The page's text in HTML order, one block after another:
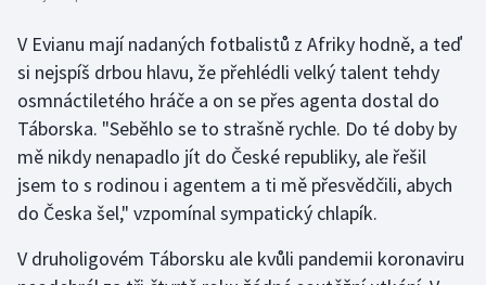
Plážový volejbal
Ragby
Rychlobruslení
Rychlostní kanoistika
V Evianu mají nadaných fotbalistů z Afriky hodně, a teď
si nejspíš drbou hlavu, že přehlédli velký talent tehdy
osmnáctiletého hráče a on se přes agenta dostal do
Táborska. "Seběhlo se to strašně rychle. Do té doby by
mě nikdy nenapadlo jít do České republiky, ale řešil
jsem to s rodinou i agentem a ti mě přesvědčili, abych
do Česka šel," vzpomínal sympatický chlapík.
V druholigovém Táborsku ale kvůli pandemii koronaviru